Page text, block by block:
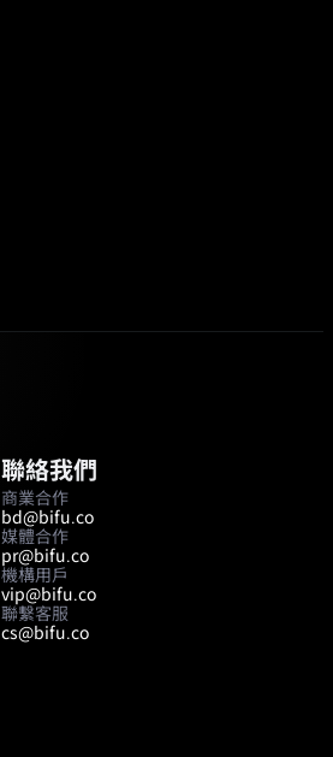
聯絡我們
商業合作
bd@bifu.co
媒體合作
pr@bifu.co
機構用戶
vip@bifu.co
聯繫客服
cs@bifu.co